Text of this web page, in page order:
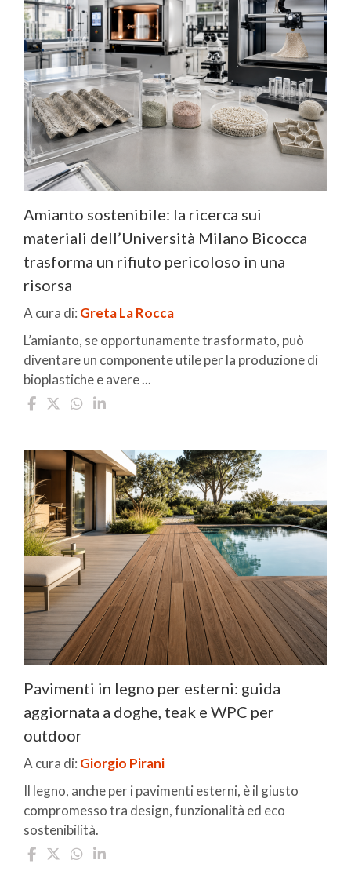
Amianto sostenibile: la ricerca sui
materiali dell’Università Milano Bicocca
trasforma un rifiuto pericoloso in una
risorsa
A cura di: Greta La Rocca
L’amianto, se opportunamente trasformato, può
diventare un componente utile per la produzione di
bioplastiche e avere ...
Pavimenti in legno per esterni: guida
aggiornata a doghe, teak e WPC per
outdoor
A cura di: Giorgio Pirani
Il legno, anche per i pavimenti esterni, è il giusto
compromesso tra design, funzionalità ed eco
sostenibilità.